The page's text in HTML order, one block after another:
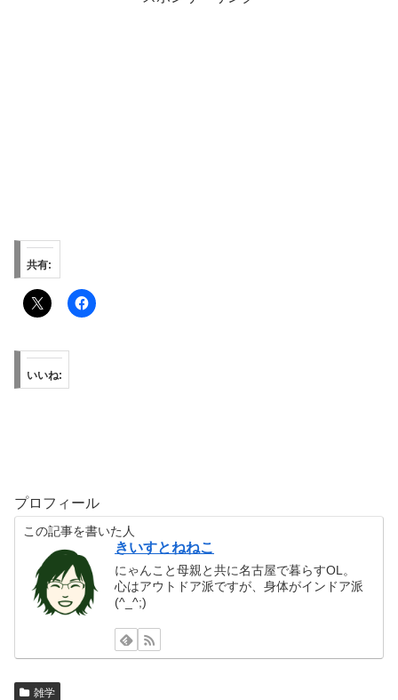
共有:
いいね:
プロフィール
この記事を書いた人
きいすとねねこ
にゃんこと母親と共に名古屋で暮らすOL。
心はアウトドア派ですが、身体がインドア派
(^_^;)
雑学